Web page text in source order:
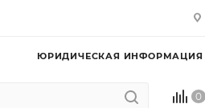
ЮРИДИЧЕСКАЯ ИНФОРМАЦИЯ
0